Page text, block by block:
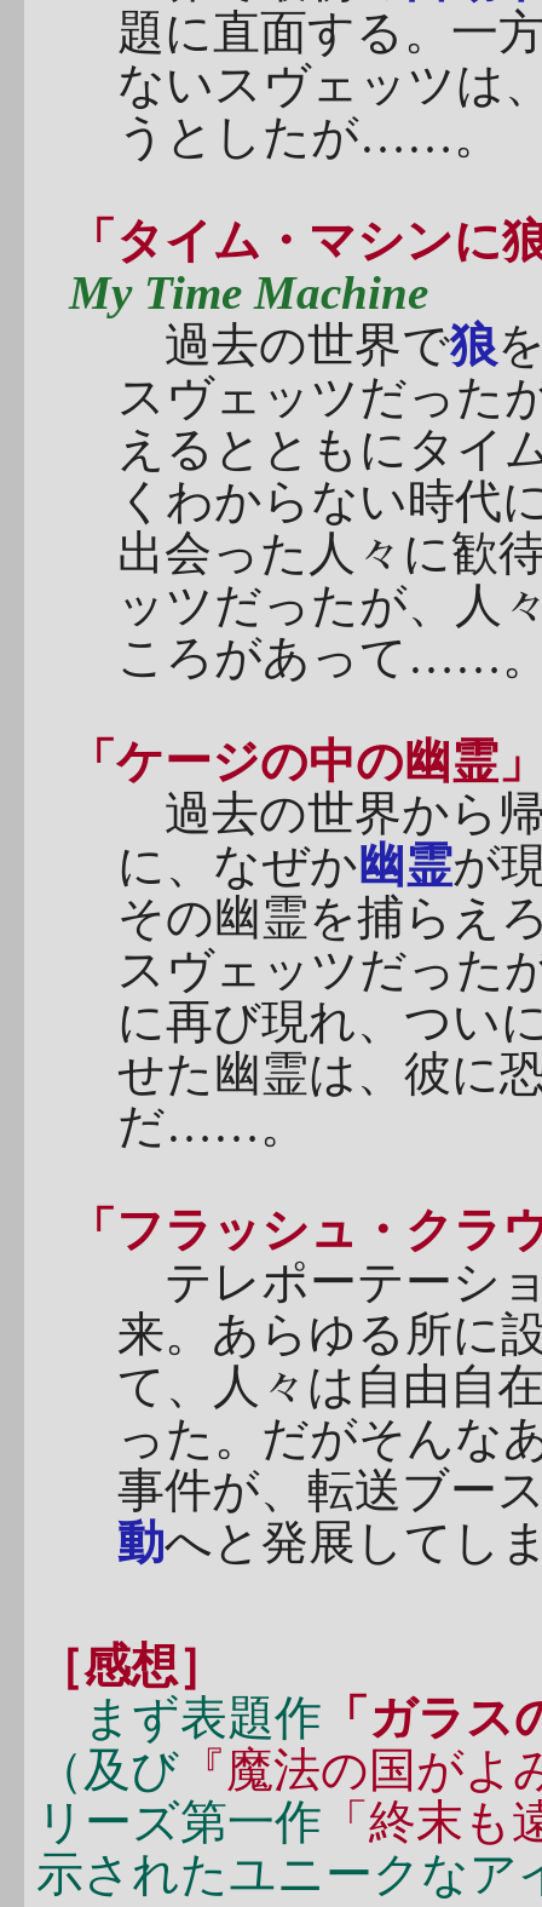
題に直面する。一
ないスヴェッツは
うとしたが……。
「タイム・マシン
My Time Machine
過去の世界で狼
スヴェッツだった
えるとともにタイ
くわからない時代
出会った人々に歓
ッツだったが、人
ころがあって……
「ケージの中の幽
過去の世界から
に、なぜか幽霊が
その幽霊を捕らえ
スヴェッツだった
に再び現れ、つい
せた幽霊は、彼に
だ……。
「フラッシュ・ク
テレポーテーシ
来。あらゆる所に
て、人々は自由自
った。だがそんな
事件が、転送ブー
動へと発展してし
［感想］
まず表題作 「ガラス
（及び『魔法の国がよ
リーズ第一作 「終末も
示されたユニークなア